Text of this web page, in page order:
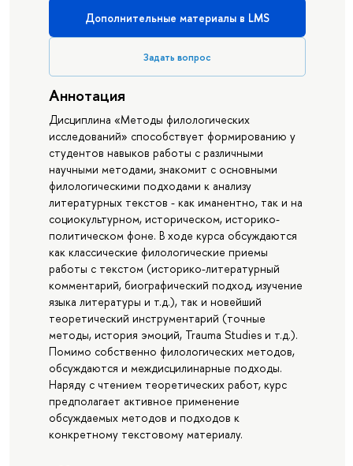
Дополнительные материалы в LMS
Задать вопрос
Аннотация
Дисциплина «Методы филологических
исследований» способствует формированию у
студентов навыков работы с различными
научными методами, знакомит с основными
филологическими подходами к анализу
литературных текстов - как иманентно, так и на
социокультурном, историческом, историко-
политическом фоне. В ходе курса обсуждаются
как классические филологические приемы
работы с текстом (историко-литературный
комментарий, биографический подход, изучение
языка литературы и т.д.), так и новейший
теоретический инструментарий (точные
методы, история эмоций, Trauma Studies и т.д.).
Помимо собственно филологических методов,
обсуждаются и междисцилинарные подходы.
Наряду с чтением теоретических работ, курс
предполагает активное применение
обсуждаемых методов и подходов к
конкретному текстовому материалу.